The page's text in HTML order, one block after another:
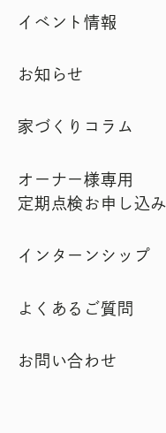
イベント情報
お知らせ
家づくりコラム
オーナー様専用
定期点検お申し込み
インターンシップ
よくあるご質問
お問い合わせ